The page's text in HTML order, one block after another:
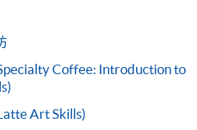
Alipay) 或 「轉數快」(FPS)
Coffee: Introduction to
Art Skills)